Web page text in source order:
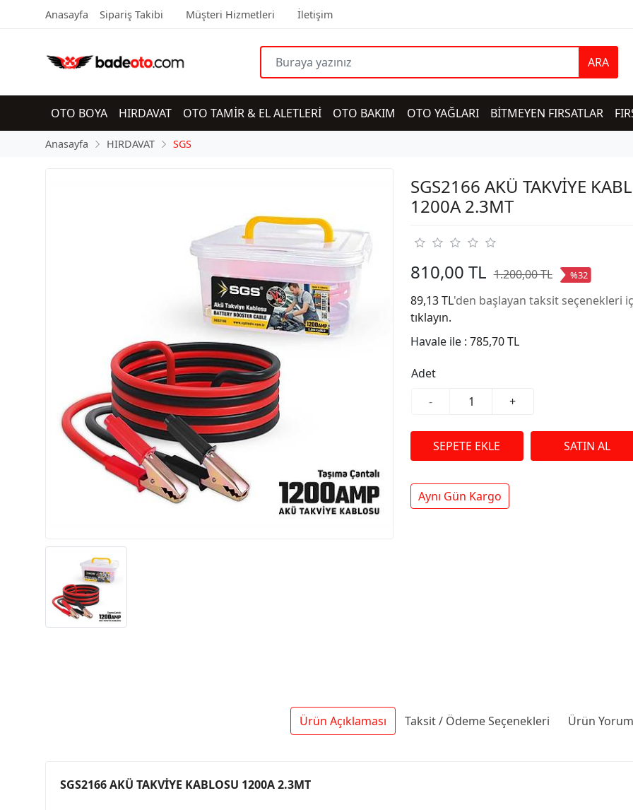
Anasayfa Sipariş Takibi Müşteri Hizmetleri İletişim
ARA
OTO BOYA HIRDAVAT OTO TAMİR & EL ALETLERİ OTO BAKIM OTO YAĞLARI BİTMEYEN FIRSATLAR
Anasayfa HIRDAVAT SGS
SGS2166 AKÜ TAKVİYE
1200A 2.3MT
810,00 TL 1.200,00 TL %32
89,13 TL'den başlayan taksit seçenekleri
tıklayın.
Havale ile : 785,70 TL
Adet
-
+
Aynı Gün Kargo
Ürün Açıklaması Taksit / Ödeme Seçenekleri Ürün
SGS2166 AKÜ TAKVİYE KABLOSU 1200A 2.3MT